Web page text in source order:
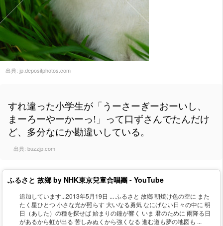
出典: jp.depositphotos.com
すれ違った小学生が「うーさーぎーおーいし、
まーろーやーかーっ!」って口ずさんでたんだけ
ど、多分なにか勘違いしている。
出典: buzzjp.com
ふるさと 故鄉 by NHK東京兒童合唱團 - YouTube
追加しています...2013年5月19日 ... ふるさと 故鄉 朝焼け色の空に また
たく星ひとつ 小さな光が照らす 大いなる勇気 なにげない日々の中に 明
日（あした）の種を探せば 始まりの鐘が響く いま 君のために 雨降る日
があるから虹が出る 苦しみぬくから強くなる 進む道も夢の地図も ...